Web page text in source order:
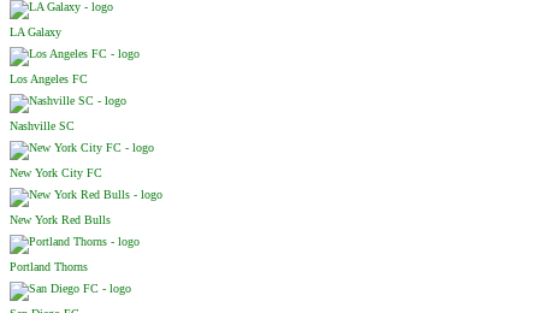
LA Galaxy
Los Angeles FC
Nashville SC
New York City FC
New York Red Bulls
Portland Thorns